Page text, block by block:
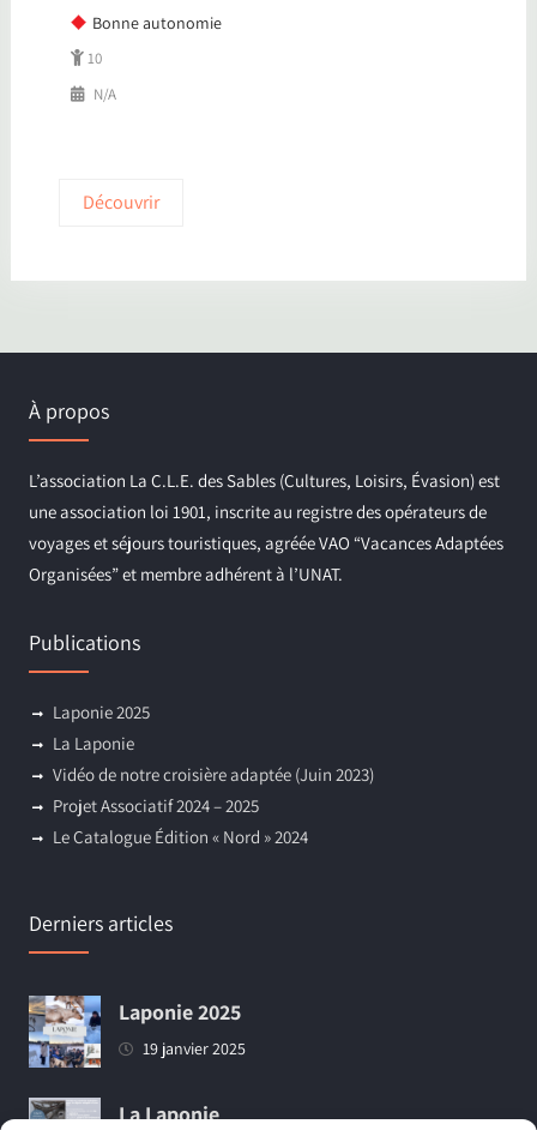
Bonne autonomie
10
N/A
Découvrir
À propos
L’association La C.L.E. des Sables (Cultures, Loisirs, Évasion) est
une association loi 1901, inscrite au registre des opérateurs de
voyages et séjours touristiques, agréée VAO “Vacances Adaptées
Organisées” et membre adhérent à l’UNAT.
Publications
Laponie 2025
La Laponie
Vidéo de notre croisière adaptée (Juin 2023)
Projet Associatif 2024 – 2025
Le Catalogue Édition « Nord » 2024
Derniers articles
Laponie 2025
19 janvier 2025
La Laponie